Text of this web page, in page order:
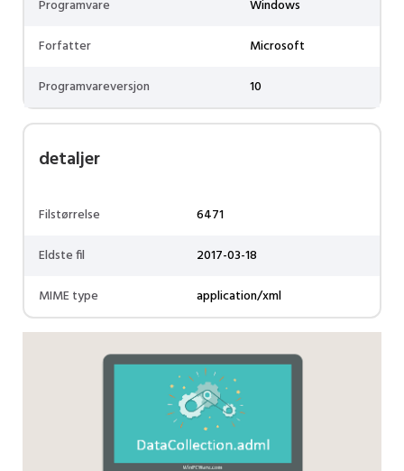
Programvare
Windows
Forfatter
Microsoft
Programvareversjon
10
detaljer
Filstørrelse
6471
Eldste fil
2017-03-18
MIME type
application/xml